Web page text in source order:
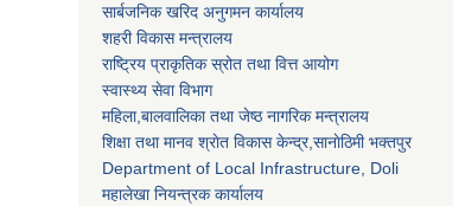
सार्बजनिक खरिद अनुगमन कार्यालय
शहरी विकास मन्त्रालय
राष्ट्रिय प्राकृतिक स्रोत तथा वित्त आयोग
स्वास्थ्य सेवा विभाग
महिला,बालवालिका तथा जेष्ठ नागरिक मन्त्रालय
शिक्षा तथा मानव श्राेत विकास केन्द्र,सानाेठिमी भक्तपुर
Department of Local Infrastructure, Doli
महालेखा नियन्त्रक कार्यालय